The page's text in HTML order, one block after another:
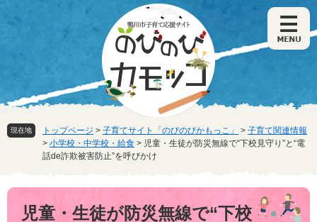
。
て
本
現在地 トップページ > 子育てサイト「のびのびかもっこ」 > 子育て関連情報
> 小学校・中学校・給食 > 児童・生徒が防災無線で“下校見守り”と“電
話de詐欺被害防止”を呼びかけ
本
児童・生徒が防災無線で“下校